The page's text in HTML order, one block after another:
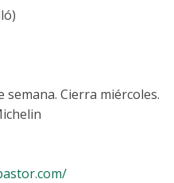
semana. Cierra miércoles.